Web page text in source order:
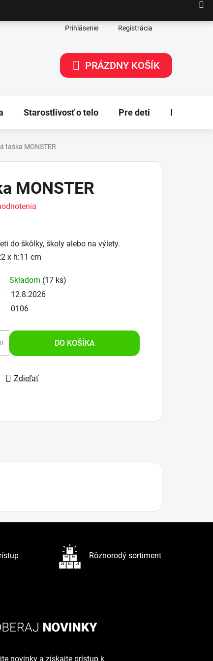
Prihlásenie Registrácia
NÁKUPNÝ
PRÁZDNY KOŠÍK
Starostlivosť o telo Pre deti Dekorácie
taška MONSTER
MONSTER
do škôlky, školy alebo na výlety.
x h:11 cm
Skladom (17 ks)
12.8.2026
0106
DO KOŠÍKA
Zdieľať
Rôznorodý sortiment
novinky a získajte prístup k